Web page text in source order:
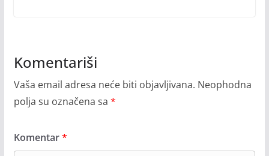
Komentariši
Vaša email adresa neće biti objavljivana. Neophodna
polja su označena sa *
Komentar*